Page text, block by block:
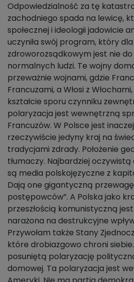
Odpowiedzialność za tę
zachodniego spada na lewicę,
społecznej i ideologii jadowicie
uczyniła swój program, który
zdroworozsądkowym jest nie
normalnych ludzi. Te wojny
przeważnie wojnami, gdzie
Francuzami, a Włosi z
kształcie sporu czynniku
polaryzacja jest wewnętrzną
Francuzów. W Polsce jest
rzeczywiście jedyny kraj na
tradycjami zdrady. Położenie
tłumaczy. Najbardziej
są media polskojęzyczne z
Dają one gigantyczną
postępowców”. A Polska jako
przeszłością komunistyczną
narażona na destrukcyjne
Przywołam także Stany
które drobiazgowo chroni
posuniętą polaryzację
domowej. Ta polaryzacja jest